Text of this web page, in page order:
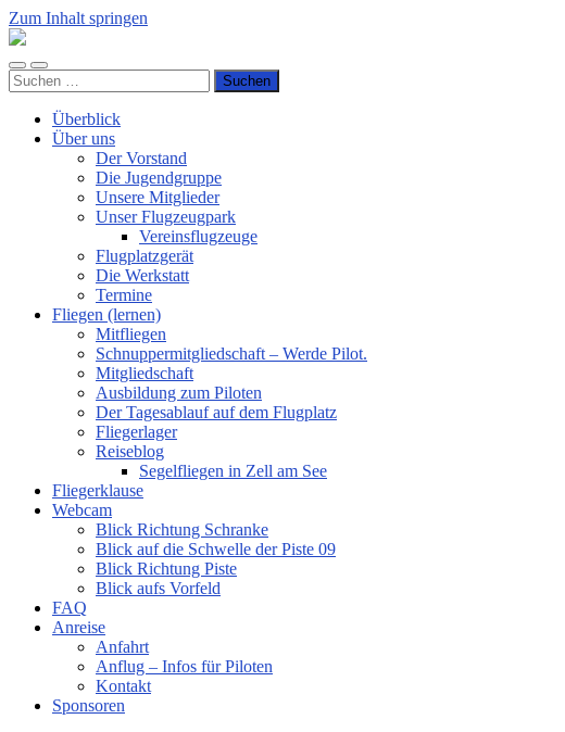
Zum Inhalt springen
Luftsportverein
e.V.
Mobile-
Menü
Suchfeld
ein-/ausblenden
Suchen
nach:
Überblick
Über uns
Der Vorstand
Die Jugendgruppe
Unsere Mitglieder
Unser Flugzeugpark
Vereinsflugzeuge
Flugplatzgerät
Die Werkstatt
Termine
Fliegen (lernen)
Mitfliegen
Schnuppermitgliedschaft – Werde Pilot.
Mitgliedschaft
Ausbildung zum Piloten
Der Tagesablauf auf dem Flugplatz
Fliegerlager
Reiseblog
Segelfliegen in Zell am See
Fliegerklause
Webcam
Blick Richtung Schranke
Blick auf die Schwelle der Piste 09
Blick Richtung Piste
Blick aufs Vorfeld
FAQ
Anreise
Anfahrt
Anflug – Infos für Piloten
Kontakt
Sponsoren